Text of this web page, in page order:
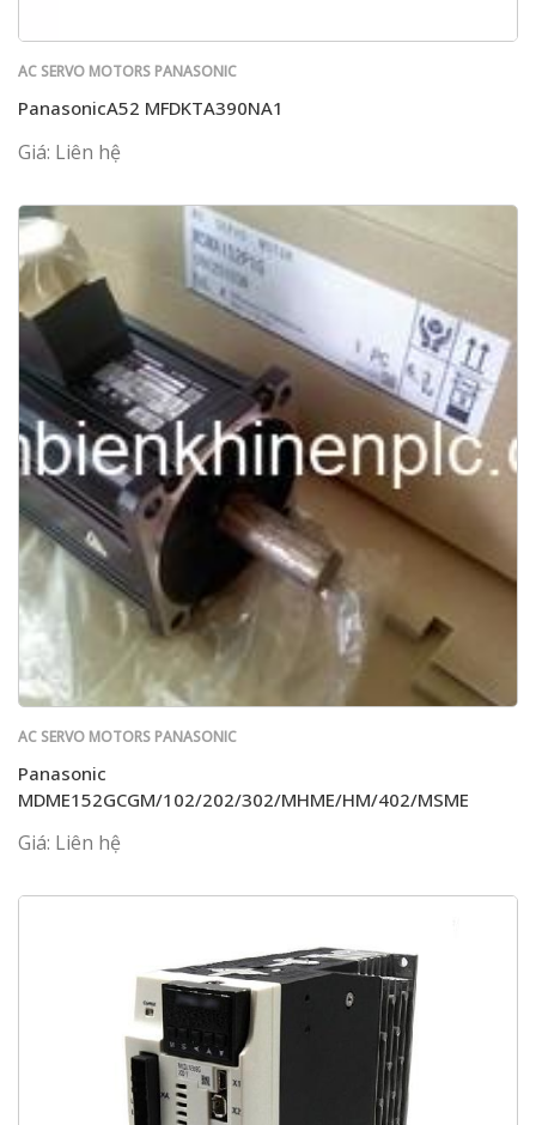
AC SERVO MOTORS PANASONIC
PanasonicA52 MFDKTA390NA1
Giá: Liên hệ
AC SERVO MOTORS PANASONIC
Panasonic
MDME152GCGM/102/202/302/MHME/HM/402/MSME
Giá: Liên hệ